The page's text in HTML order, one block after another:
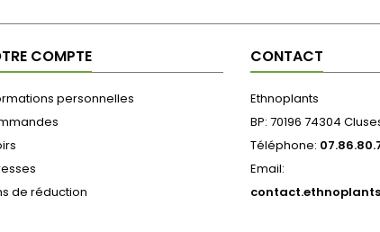
COMPTE
personnelles
de réduction
CONTACT
Ethnoplants
BP: 70196 74304
Téléphone:
Email: